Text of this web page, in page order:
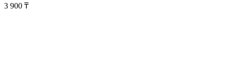
3 900 ₸